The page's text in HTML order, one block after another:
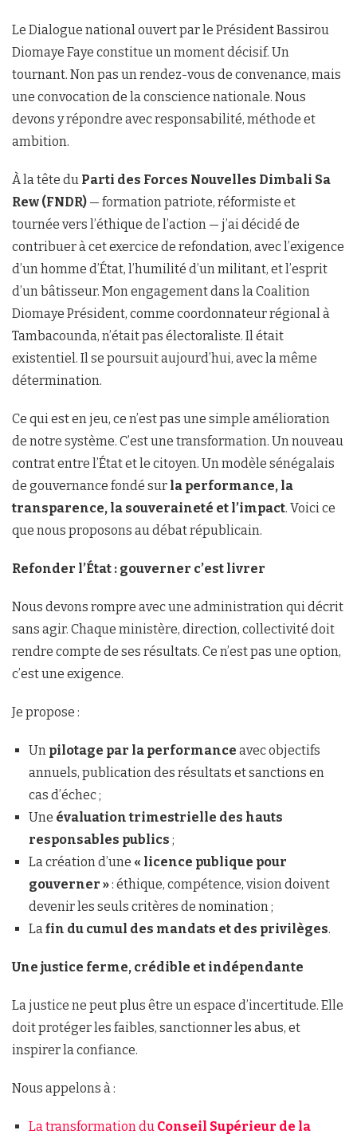
Le Dialogue national ouvert par le Président Bassirou
Diomaye Faye constitue un moment décisif. Un
tournant. Non pas un rendez-vous de convenance, mais
une convocation de la conscience nationale. Nous
devons y répondre avec responsabilité, méthode et
ambition.
À la tête du Parti des Forces Nouvelles Dimbali Sa
Rew (FNDR) — formation patriote, réformiste et
tournée vers l’éthique de l’action — j’ai décidé de
contribuer à cet exercice de refondation, avec l’exigence
d’un homme d’État, l’humilité d’un militant, et l’esprit
d’un bâtisseur. Mon engagement dans la Coalition
Diomaye Président, comme coordonnateur régional à
Tambacounda, n’était pas électoraliste. Il était
existentiel. Il se poursuit aujourd’hui, avec la même
détermination.
Ce qui est en jeu, ce n’est pas une simple amélioration
de notre système. C’est une transformation. Un nouveau
contrat entre l’État et le citoyen. Un modèle sénégalais
de gouvernance fondé sur la performance, la
transparence, la souveraineté et l’impact. Voici ce
que nous proposons au débat républicain.
Refonder l’État : gouverner c’est livrer
Nous devons rompre avec une administration qui décrit
sans agir. Chaque ministère, direction, collectivité doit
rendre compte de ses résultats. Ce n’est pas une option,
c’est une exigence.
Je propose :
Un pilotage par la performance avec objectifs
annuels, publication des résultats et sanctions en
cas d’échec ;
Une évaluation trimestrielle des hauts
responsables publics ;
La création d’une « licence publique pour
gouverner »: éthique, compétence, vision doivent
devenir les seuls critères de nomination ;
La fin du cumul des mandats et des privilèges.
Une justice ferme, crédible et indépendante
La justice ne peut plus être un espace d’incertitude. Elle
doit protéger les faibles, sanctionner les abus, et
inspirer la confiance.
Nous appelons à :
La transformation du Conseil Supérieur de la